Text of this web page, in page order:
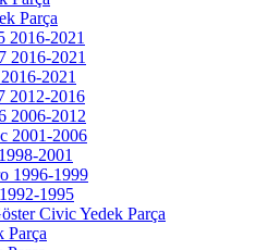
Parça
2016-2021
2016-2021
2021
2012-2016
2006-2012
2001-2006
2001
1996-1999
1995
Civic Yedek Parça
Parça